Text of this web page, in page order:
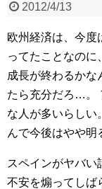
2012/4/13
欧州経済は、今度
ってたことなのに
成長が終わるかな
たら充分だろ…。
な人が多いらしい。
んで今後はやや明
スペインがヤバい
不安を煽ってしば